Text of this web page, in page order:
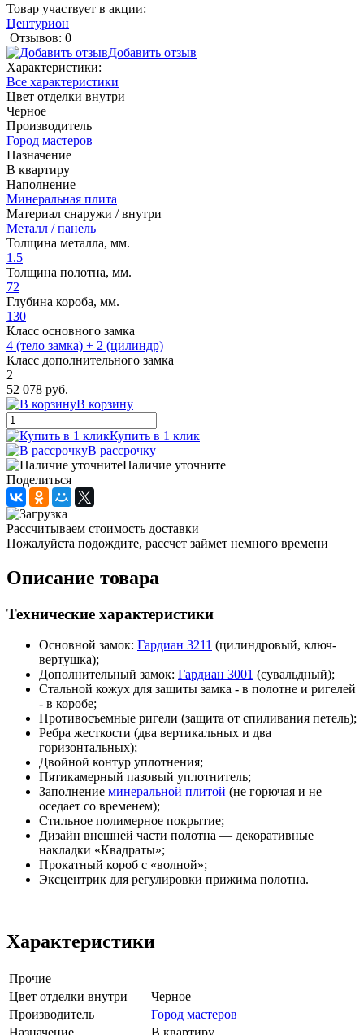
Товар участвует в акции:
Центурион
Отзывов: 0
Добавить отзыв
Характеристики:
Все характеристики
Цвет отделки внутри
Черное
Производитель
Город мастеров
Назначение
В квартиру
Наполнение
Минеральная плита
Материал снаружи / внутри
Металл / панель
Толщина металла, мм.
1.5
Толщина полотна, мм.
72
Глубина короба, мм.
130
Класс основного замка
4 (тело замка) + 2 (цилиндр)
Класс дополнительного замка
2
52 078 руб.
В корзину
Купить в 1 клик
В рассрочку
Наличие уточните
Поделиться
Рассчитываем стоимость доставки
Пожалуйста подождите, рассчет займет немного времени
Описание товара
Технические характеристики
Основной замок: Гардиан 3211 (цилиндровый, ключ-
вертушка);
Дополнительный замок: Гардиан 3001 (сувальдный);
Стальной кожух для защиты замка - в полотне и ригелей
- в коробе;
Противосъемные ригели (защита от спиливания петель);
Ребра жесткости (два вертикальных и два
горизонтальных);
Двойной контур уплотнения;
Пятикамерный пазовый уплотнитель;
Заполнение минеральной плитой (не горючая и не
оседает со временем);
Стильное полимерное покрытие;
Дизайн внешней части полотна — декоративные
накладки «Квадраты»;
Прокатный короб с «волной»;
Эксцентрик для регулировки прижима полотна.
Характеристики
Прочие
Цвет отделки внутри
Черное
Производитель
Город мастеров